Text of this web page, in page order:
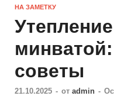
НА ЗАМЕТКУ
советы
21.10.2025 - от admin -